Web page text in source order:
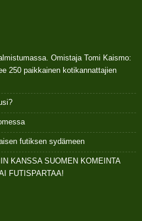
Omistaja Tomi Kaismo:
250 paikkainen kotikannattajien
futiksen sydämeen
KANSSA SUOMEN KOMEINTA
FUTISPARTAA!